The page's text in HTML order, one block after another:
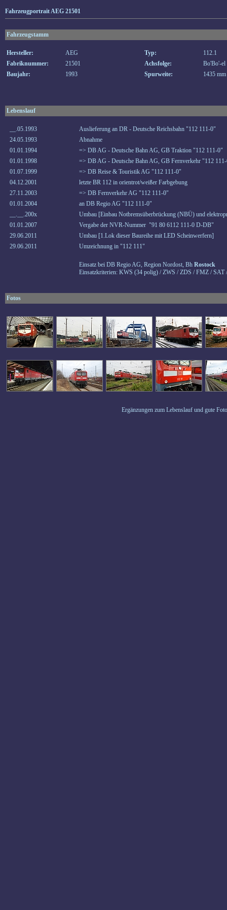
Fahrzeugportrait AEG 21501
Fahrzeugstamm
Hersteller: AEG Typ:
112.1
Fabriknummer:
21501 Achsfolge:
Bo'Bo'-el
Baujahr:
1993 Spurweite: 1435 mm
Lebenslauf
__.05.1993
Auslieferung an DR - Deutsche Reichsbahn "112 111-0"
24.05.1993
Abnahme
01.01.1994
=> DB AG - Deutsche Bahn AG, GB Traktion "112 111-0"
01.01.1998
=> DB AG - Deutsche Bahn AG, GB Fernverkehr "112
01.07.1999
=> DB Reise & Touristik AG "112 111-0"
04.12.2001
letzte BR 112 in orientrot/weißer Farbgebung
27.11.2003
=> DB Fernverkehr AG "112 111-0"
01.01.2004
an DB Regio AG "112 111-0"
__.__.200x
Umbau [Einbau Notbremsüberbrückung (NBÜ) und
01.01.2007
Vergabe der NVR-Nummer "91 80 6112 111-0 D-DB"
29.06.2011
Umbau [1.Lok dieser Baureihe mit LED Scheinwerfern]
29.06.2011
Umzeichnung in "112 111"
Einsatz bei DB Regio AG, Region Nordost, Bh Rostock
Einsatzkriterien: KWS (34 polig) / ZWS / ZDS / FMZ /
Fotos
Ergänzungen zum Lebenslauf und gute